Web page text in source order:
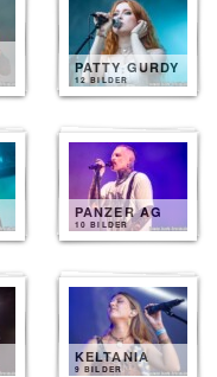
PATTY GURDY
12 BILDER
PANZER AG
10 BILDER
KELTANIA
9 BILDER